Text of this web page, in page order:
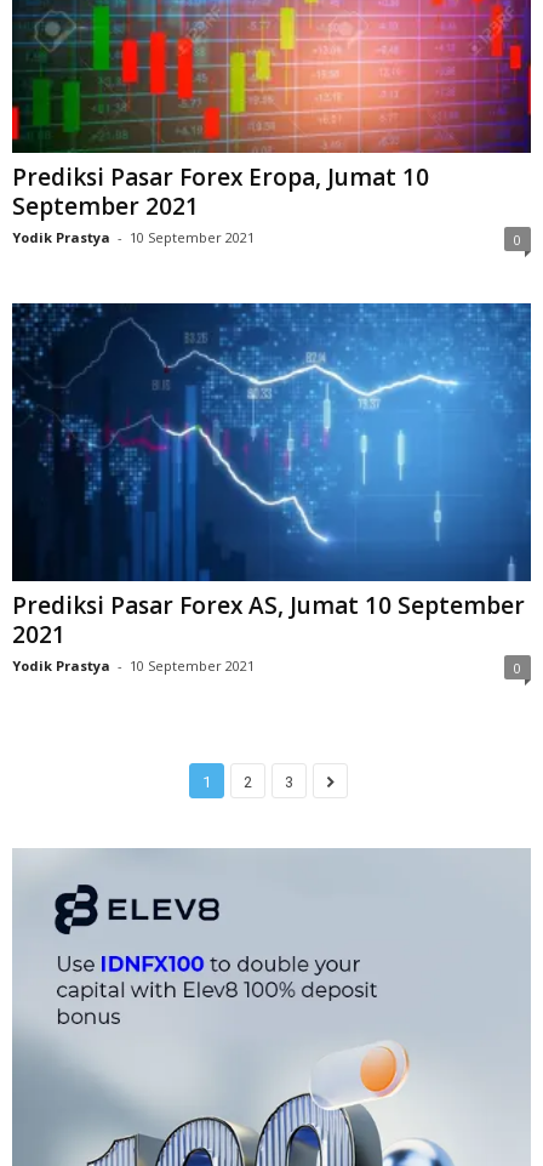
Prediksi Pasar Forex Eropa, Jumat 10
September 2021
Yodik Prastya - 10 September 2021 0
Prediksi Pasar Forex AS, Jumat 10 September
2021
Yodik Prastya - 10 September 2021 0
1 2 3